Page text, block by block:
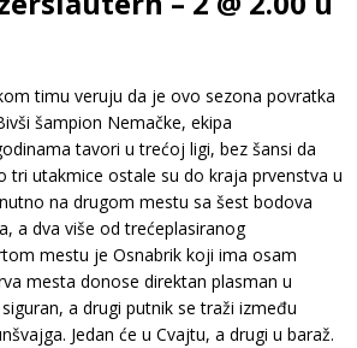
timu veruju da je ovo sezona povratka
šampion Nemačke, ekipa
tavori u trećoj ligi, bez šansi da
tri utakmice ostale su do kraja prvenstva u
na drugom mestu sa šest bodova
a dva više od trećeplasiranog
mestu je Osnabrik koji ima osam
mesta donose direktan plasman u
a drugi putnik se traži između
Jedan će u Cvajtu, a drugi u baraž.